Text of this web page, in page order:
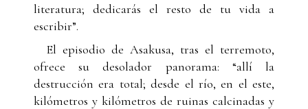
literatura; dedicarás el resto de tu vida a
escribir”.
El episodio de Asakusa, tras el terremoto,
ofrece su desolador panorama: “allí la
destrucción era total; desde el río, en el este,
kilómetros y kilómetros de ruinas calcinadas y